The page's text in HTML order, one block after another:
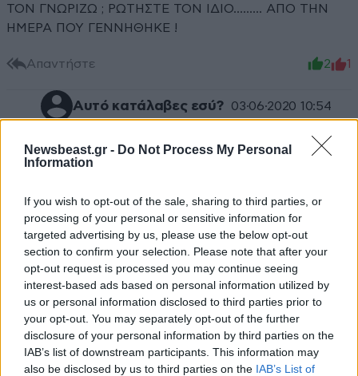
Newsbeast.gr - Do Not Process My Personal
Information
If you wish to opt-out of the sale, sharing to third parties, or
processing of your personal or sensitive information for
targeted advertising by us, please use the below opt-out
section to confirm your selection. Please note that after your
opt-out request is processed you may continue seeing
interest-based ads based on personal information utilized by
us or personal information disclosed to third parties prior to
your opt-out. You may separately opt-out of the further
disclosure of your personal information by third parties on the
IAB’s list of downstream participants. This information may
also be disclosed by us to third parties on the IAB’s List of
ΤΟΝ ΓΝΩΡΙΖΩ ; ΡΩΤΗΣΤΕ ΤΟΝ ΙΔΙΟ......... ΑΠΟ ΤΗΝ
ΗΜΕΡΑ ΠΟΥ ΓΕΝΝΗΘΗΚΕ !
Απαντήστε 2 1
Αυτό κατάλαβες εσύ? 03·06·2020 10:54
Τα γράφεις και με κεφαλαία -τρομάρα σου- μην
τυχόν και μας ξεφύγει τίποτα.
Απαντήστε